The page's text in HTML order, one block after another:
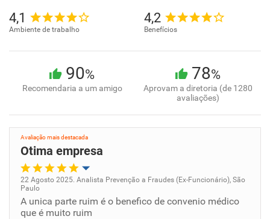
4,1
Ambiente de trabalho
4,2
Benefícios
90%
Recomendaria a um amigo
78%
Aprovam a diretoria (de 1280
avaliações)
Avaliação mais destacada
Otima empresa
Oportunidade de promoção
22 Agosto 2025. Analista Prevenção a Fraudes (Ex-Funcionário), São
Paulo
A unica parte ruim é o benefico de convenio médico
que é muito ruim